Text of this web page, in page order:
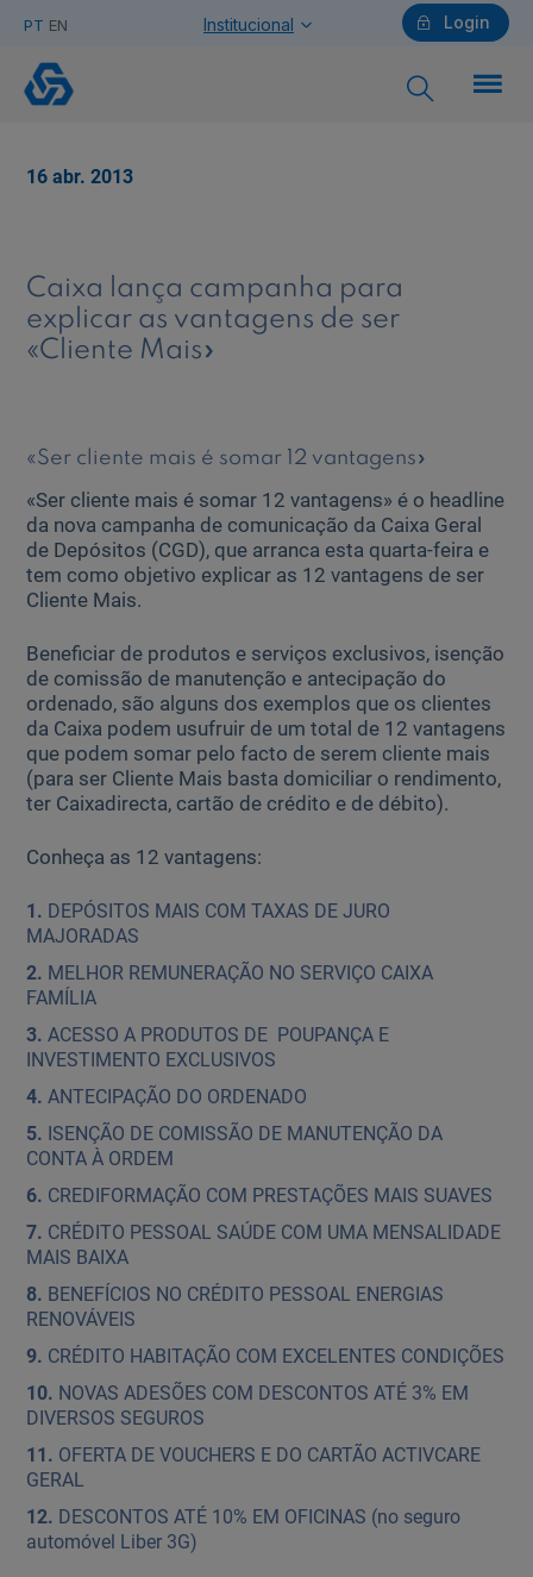
PT EN Login
Institucional
Empresas
Ajuda Empresas
Quero ser cliente:
Aderir ao Caixadirecta Particulares
Aderir ao Caixadirecta Empresas
Links úteis:
Faça download da App Caixadirecta
Recomendações de Segurança
Caixa
lança
explicar
as
«Cliente
Mais»
16 abr. 2013
Caixa lança campanha para
explicar as vantagens de ser
«Cliente Mais»
«Ser cliente mais é somar 12 vantagens»
«Ser cliente mais é somar 12 vantagens» é o headline
da nova campanha de comunicação da Caixa Geral
de Depósitos (CGD), que arranca esta quarta-feira e
tem como objetivo explicar as 12 vantagens de ser
Cliente Mais.
Beneficiar de produtos e serviços exclusivos, isenção
de comissão de manutenção e antecipação do
ordenado, são alguns dos exemplos que os clientes
da Caixa podem usufruir de um total de 12 vantagens
que podem somar pelo facto de serem cliente mais
(para ser Cliente Mais basta domiciliar o rendimento,
ter Caixadirecta, cartão de crédito e de débito).
Conheça as 12 vantagens:
DEPÓSITOS MAIS COM TAXAS DE JURO
MAJORADAS
MELHOR REMUNERAÇÃO NO SERVIÇO CAIXA
FAMÍLIA
ACESSO A PRODUTOS DE POUPANÇA E
INVESTIMENTO EXCLUSIVOS
ANTECIPAÇÃO DO ORDENADO
ISENÇÃO DE COMISSÃO DE MANUTENÇÃO DA
CONTA À ORDEM
CREDIFORMAÇÃO COM PRESTAÇÕES MAIS SUAVES
CRÉDITO PESSOAL SAÚDE COM UMA MENSALIDADE
MAIS BAIXA
BENEFÍCIOS NO CRÉDITO PESSOAL ENERGIAS
RENOVÁVEIS
CRÉDITO HABITAÇÃO COM EXCELENTES CONDIÇÕES
NOVAS ADESÕES COM DESCONTOS ATÉ 3% EM
DIVERSOS SEGUROS
OFERTA DE VOUCHERS E DO CARTÃO ACTIVCARE
GERAL
DESCONTOS ATÉ 10% EM OFICINAS (no seguro
automóvel Liber 3G)